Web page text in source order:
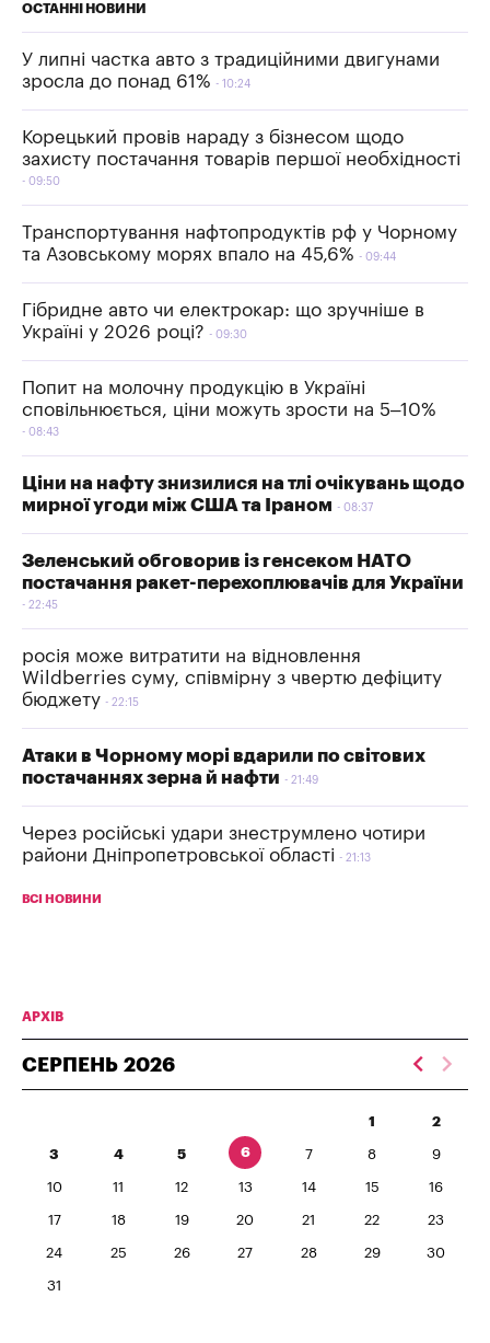
ОСТАННІ НОВИНИ
У липні частка авто з традиційними двигунами
зросла до понад 61%
10:24
Корецький провів нараду з бізнесом щодо
захисту постачання товарів першої необхідності
09:50
Транспортування нафтопродуктів рф у Чорному
та Азовському морях впало на 45,6%
09:44
Гібридне авто чи електрокар: що зручніше в
Україні у 2026 році?
09:30
Попит на молочну продукцію в Україні
сповільнюється, ціни можуть зрости на 5–10%
08:43
Ціни на нафту знизилися на тлі очікувань щодо
мирної угоди між США та Іраном
08:37
Зеленський обговорив із генсеком НАТО
постачання ракет-перехоплювачів для України
22:45
росія може витратити на відновлення
Wildberries суму, співмірну з чвертю дефіциту
бюджету
22:15
Атаки в Чорному морі вдарили по світових
постачаннях зерна й нафти
21:49
Через російські удари знеструмлено чотири
райони Дніпропетровської області
21:13
ВСІ НОВИНИ
АРХІВ
СЕРПЕНЬ 2026
1 2
3 4 5 6 7 8 9
10 11 12 13 14 15 16
17 18 19 20 21 22 23
24 25 26 27 28 29 30
31